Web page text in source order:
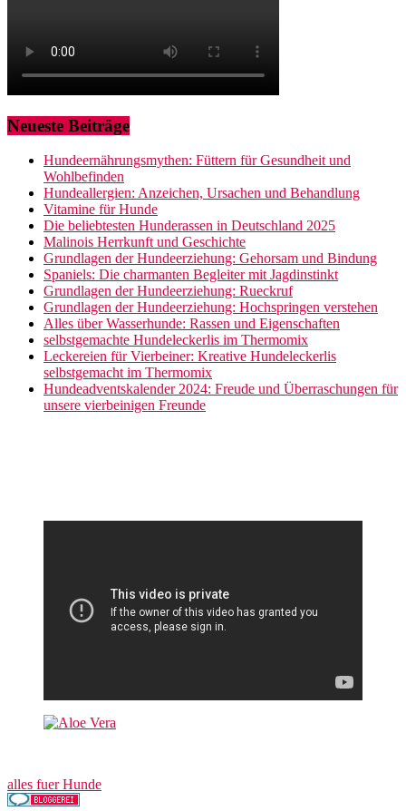
Neueste Beiträge
Hundeernährungsmythen: Füttern für Gesundheit und
Wohlbefinden
Hundeallergien: Anzeichen, Ursachen und Behandlung
Vitamine für Hunde
Die beliebtesten Hunderassen in Deutschland 2025
Malinois Herrkunft und Geschichte
Grundlagen der Hundeerziehung: Gehorsam und Bindung
Spaniels: Die charmanten Begleiter mit Jagdinstinkt
Grundlagen der Hundeerziehung: Rueckruf
Grundlagen der Hundeerziehung: Hochspringen verstehen
Alles über Wasserhunde: Rassen und Eigenschaften
selbstgemachte Hundeleckerlis im Thermomix
Leckereien für Vierbeiner: Kreative Hundeleckerlis
selbstgemacht im Thermomix
Hundeadventskalender 2024: Freude und Überraschungen für
unsere vierbeinigen Freunde
alles fuer Hunde